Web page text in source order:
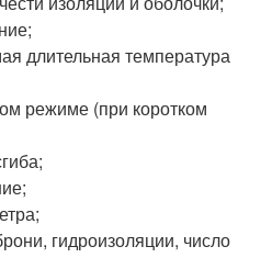
длительная температура
режиме (при коротком
гидроизоляции, число